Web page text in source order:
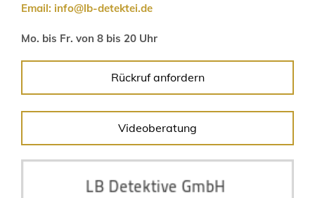
Email: info@lb-detektei.de
Mo. bis Fr. von 8 bis 20 Uhr
Rückruf anfordern
Videoberatung